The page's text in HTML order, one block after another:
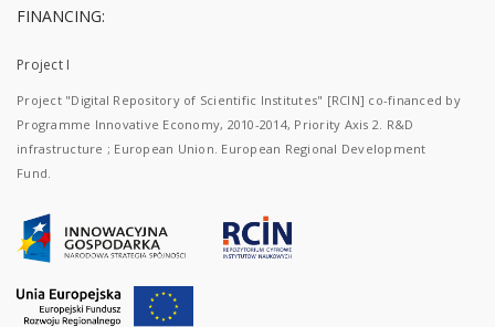
FINANCING:
Project I
Project "Digital Repository of Scientific Institutes" [RCIN] co-financed by
Programme Innovative Economy, 2010-2014, Priority Axis 2. R&D
infrastructure ; European Union. European Regional Development
Fund.